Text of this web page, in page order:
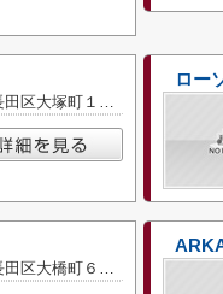
兵庫県神戸市長田区大塚町１丁目
ロー
兵庫県神戸市長田区大橋町６丁目